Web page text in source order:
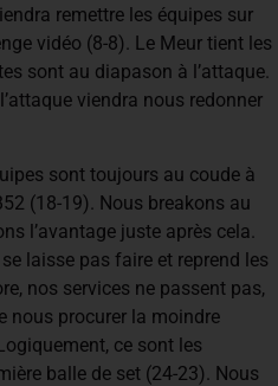
remettre les équipes sur
vidéo (8-8). Le Meur tient les
sont au diapason à l’attaque.
viendra nous redonner
sont toujours au coude à
(18-19). Nous breakons au
l’avantage juste après cela.
laisse pas faire et reprend les
nos services ne passent pas,
nous procurer la moindre
ce sont les
balle de set (24-23). Nous